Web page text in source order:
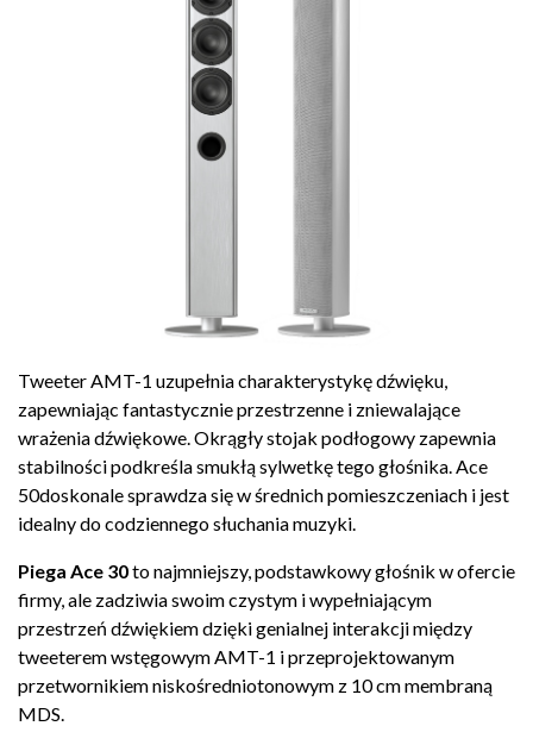
Tweeter AMT-1 uzupełnia charakterystykę dźwięku,
zapewniając fantastycznie przestrzenne i zniewalające
wrażenia dźwiękowe. Okrągły stojak podłogowy zapewnia
stabilności podkreśla smukłą sylwetkę tego głośnika. Ace
50doskonale sprawdza się w średnich pomieszczeniach i jest
idealny do codziennego słuchania muzyki.
Piega Ace 30to najmniejszy, podstawkowy głośnik w ofercie
firmy, ale zadziwia swoim czystym i wypełniającym
przestrzeń dźwiękiem dzięki genialnej interakcji między
tweeterem wstęgowym AMT-1 i przeprojektowanym
przetwornikiem niskośredniotonowym z 10 cm membraną
MDS.